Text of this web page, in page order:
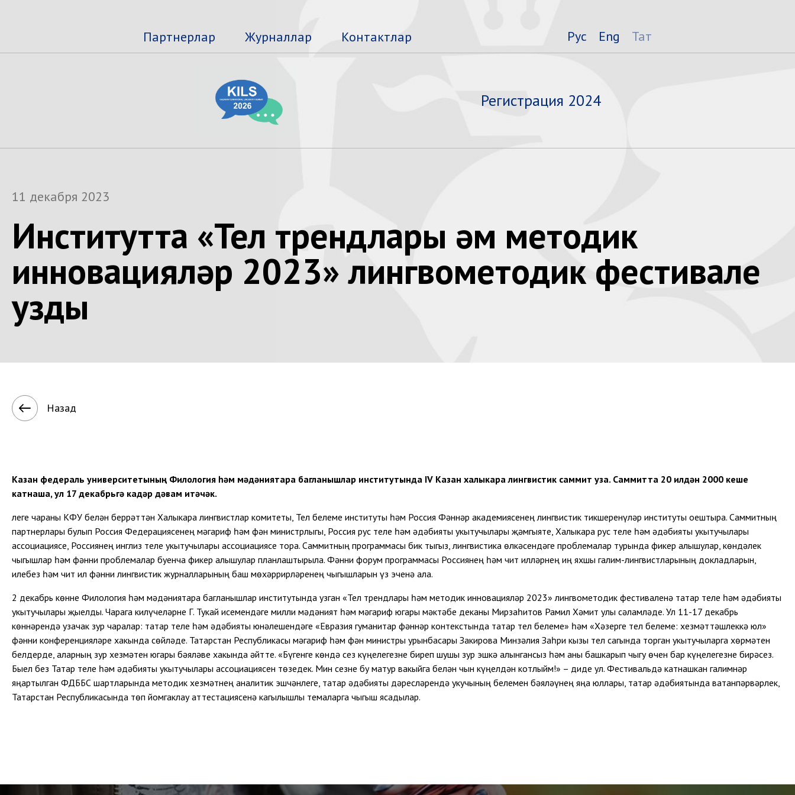
Партнерлар Журналлар Контактлар Рус Eng Тат
Регистрация 2024
11 декабря 2023
Институтта «Тел трендлары һәм методик
инновацияләр 2023» лингвометодик фестивале
узды
Назад
Казан федераль университетының Филология һәм мәдәниятара багланышлар институтында IV Казан халыкара лингвистик саммит уза. Саммитта 20 илдән 2000 кеше
катнаша, ул 17 декабрьгә кадәр дәвам итәчәк.
Әлеге чараны КФУ белән беррәттән Халыкара лингвистлар комитеты, Тел белеме институты һәм Россия Фәннәр академиясенең лингвистик тикшеренүләр институты оештыра. Саммитның
партнерлары булып Россия Федерациясенең мәгариф һәм фән министрлыгы, Россия рус теле һәм әдәбияты укытучылары җәмгыяте, Халыкара рус теле һәм әдәбияты укытучылары
ассоциациясе, Россиянең инглиз теле укытучылары ассоциациясе тора. Саммитның программасы бик тыгыз, лингвистика өлкәсендәге проблемалар турында фикер алышулар, көндәлек
чыгышлар һәм фәнни проблемалар буенча фикер алышулар планлаштырыла. Фәнни форум программасы Россиянең һәм чит илләрнең иң яхшы галим-лингвистларының докладларын,
илебез һәм чит ил фәнни лингвистик журналларының баш мөхәррирләренең чыгышларын үз эченә ала.
2 декабрь көнне Филология һәм мәдәниятара багланышлар институтында узган «Тел трендлары һәм методик инновацияләр 2023» лингвометодик фестиваленә татар теле һәм әдәбияты
укытучылары җыелды. Чарага килүчеләрне Г. Тукай исемендәге милли мәдәният һәм мәгариф югары мәктәбе деканы Мирзаһитов Рамил Хәмит улы сәламләде. Ул 11-17 декабрь
көннәрендә узачак зур чаралар: татар теле һәм әдәбияты юнәлешендәге «Евразия гуманитар фәннәр контекстында татар тел белеме» һәм «Хәзерге тел белеме: хезмәттәшлеккә юл»
фәнни конференцияләре хакында сөйләде. Татарстан Республикасы мәгариф һәм фән министры урынбасары Закирова Минзәлия Заһри кызы тел сагында торган укытучыларга хөрмәтен
белдерде, аларның зур хезмәтен югары бәяләве хакында әйтте. «Бүгенге көндә сез күңелегезне биреп шушы зур эшкә алынгансыз һәм аны башкарып чыгу өчен бар күңелегезне бирәсез.
Быел без Татар теле һәм әдәбияты укытучылары ассоциациясен төзедек. Мин сезне бу матур вакыйга белән чын күңелдән котлыйм!» – диде ул. Фестивальдә катнашкан галимнәр
яңартылган ФДББС шартларында методик хезмәтнең аналитик эшчәнлеге, татар әдәбияты дәресләрендә укучының белемен бәяләүнең яңа юллары, татар әдәбиятында ватанпәрвәрлек,
Татарстан Республикасында төп йомгаклау аттестациясенә кагылышлы темаларга чыгыш ясадылар.